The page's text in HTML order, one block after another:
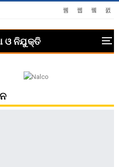
ଓ ନିଯୁକ୍ତି